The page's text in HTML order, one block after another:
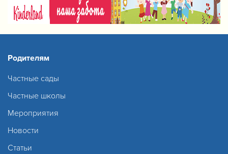
Родителям
Частные сады
Частные школы
Мероприятия
Новости
Статьи